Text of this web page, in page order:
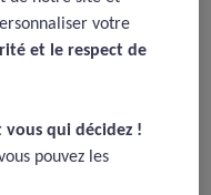
à l’extérieur du
et aiguilles
votre
et le respect de
vous qui décidez !​
pouvez les